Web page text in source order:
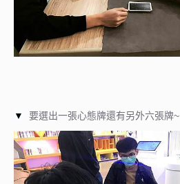
▼ 要選出一張心態牌還有另外六張牌~